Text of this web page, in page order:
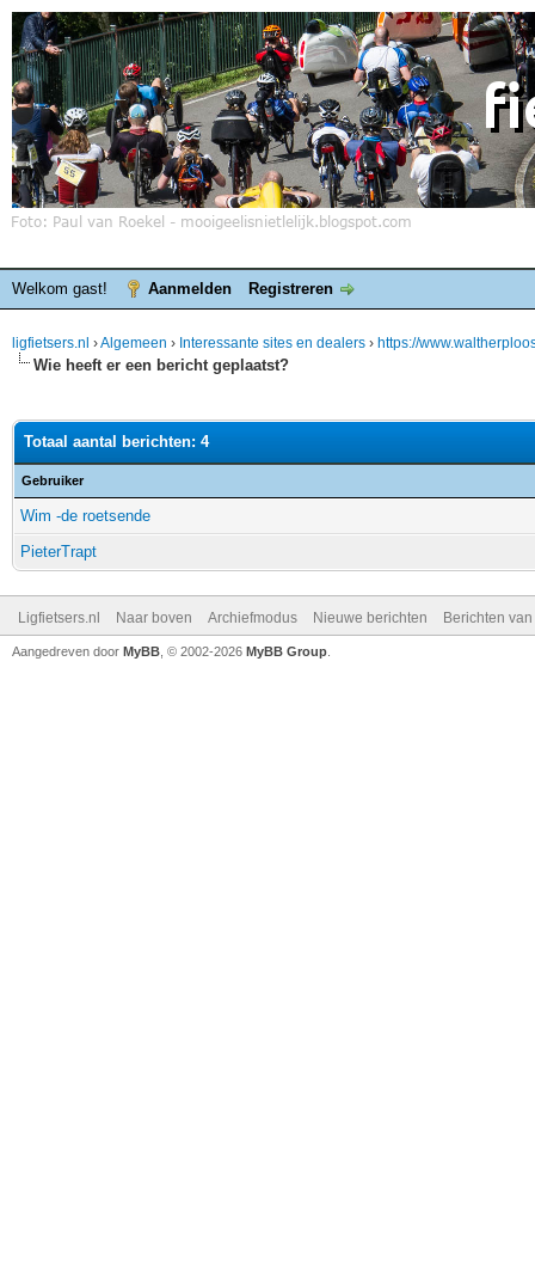
Welkom gast! Aanmelden Registreren
ligfietsers.nl ›Algemeen › Interessante sites en dealers › https://
Wie heeft er een bericht geplaatst?
Totaal aantal berichten: 4
Gebruiker
Wim -de roetsende
PieterTrapt
Ligfietsers.nl Naar boven Archiefmodus Nieuwe berichten Berichten
Aangedreven door MyBB , © 2002-2026 MyBB Group